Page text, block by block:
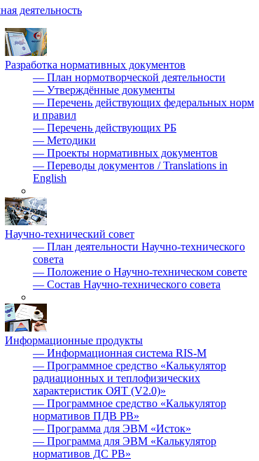
деятельность
Разработка нормативных документов
— План нормотворческой деятельности
— Утверждённые документы
— Перечень действующих федеральных норм
и правил
— Перечень действующих РБ
— Методики
— Проекты нормативных документов
— Переводы документов / Translations in
English
Научно-технический совет
— План деятельности Научно-технического
совета
— Положение о Научно-техническом совете
— Состав Научно-технического совета
Информационные продукты
— Информационная система RIS-M
— Программное средство «Калькулятор
радиационных и теплофизических
характеристик ОЯТ (V2.0)»
— Программное средство «Калькулятор
нормативов ПДВ РВ»
— Программа для ЭВМ «Исток»
— Программа для ЭВМ «Калькулятор
нормативов ДС РВ»